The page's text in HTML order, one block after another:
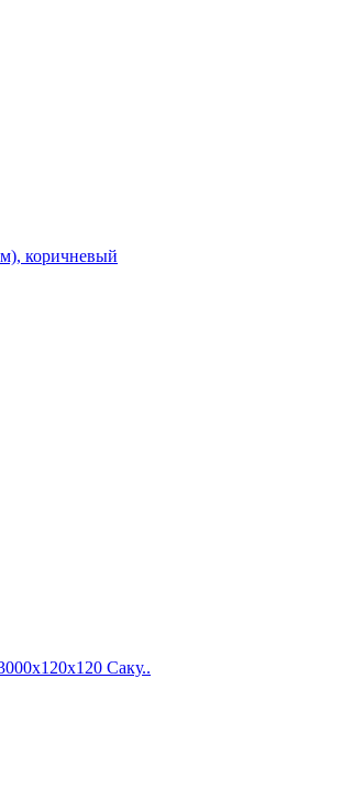
коричневый
Саку..